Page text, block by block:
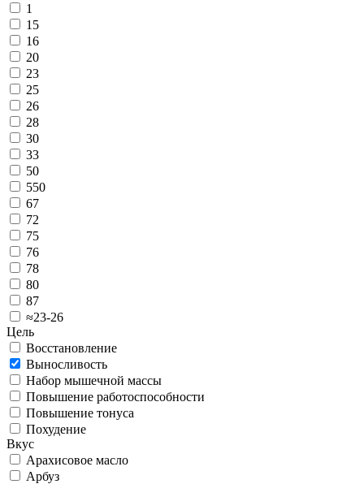
1
15
16
20
23
25
26
28
30
33
50
550
67
72
75
76
78
80
87
≈23-26
Цель
Восстановление
Выносливость
Набор мышечной массы
Повышение работоспособности
Повышение тонуса
Похудение
Вкус
Арахисовое масло
Арбуз